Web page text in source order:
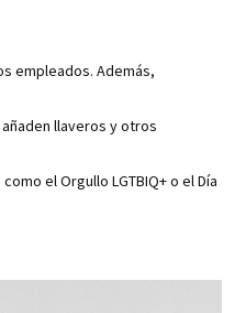
empleados. Además,
llaveros y otros
el Orgullo LGTBIQ+ o el Día